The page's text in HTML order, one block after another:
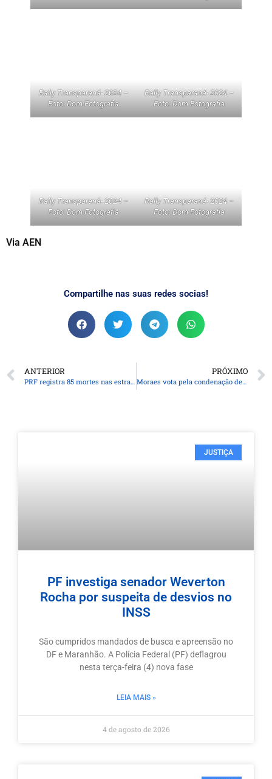
Rally Transparaná- 2024 –
Foto: Dom Fotografia
Rally Transparaná- 2024 –
Foto: Dom Fotografia
Rally Transparaná- 2024 –
Foto: Dom Fotografia
Rally Transparaná- 2024 –
Foto: Dom Fotografia
Via AEN
Compartilhe nas suas redes socias!
ANTERIOR
PRF registra 85 mortes nas estradas federais durante o carnaval
PRÓXIMO
Moraes vota pela condenação de mais 15 réus pelos atos de 8 de janeiro
JUSTIÇA
PF investiga senador Weverton
Rocha por suspeita de desvios no
INSS
São cumpridos mandados de busca e apreensão no
DF e Maranhão. A Polícia Federal (PF) deflagrou
nesta terça-feira (4) nova fase
LEIA MAIS »
4 de agosto de 2026